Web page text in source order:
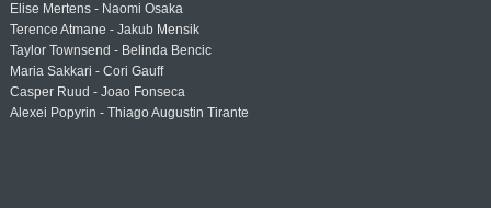
Elise Mertens - Naomi Osaka
Terence Atmane - Jakub Mensik
Taylor Townsend - Belinda Bencic
Maria Sakkari - Cori Gauff
Casper Ruud - Joao Fonseca
Alexei Popyrin - Thiago Augustin Tirante